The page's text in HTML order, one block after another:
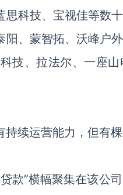
科技、宝视佳等数
、蒙智拓、沃峰户
技、拉法尔、一座
续运营能力，但有
款”横幅聚集在该公